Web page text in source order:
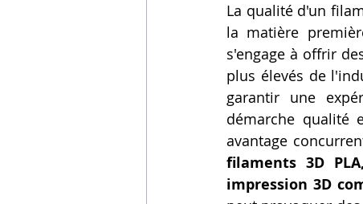
La qualité d'un
la matière
s'engage à offrir
plus élevés de
garantir une
démarche qualité
avantage
filaments 3D
impression 3D